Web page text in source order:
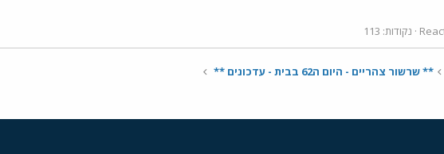
נקודות 113
** שרשור צהריים - היום ה62 בבית - עדכונים **